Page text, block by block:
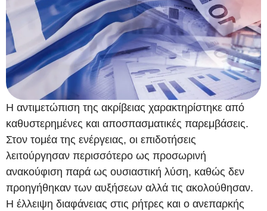
Η αντιμετώπιση της ακρίβειας χαρακτηρίστηκε από
καθυστερημένες και αποσπασματικές παρεμβάσεις.
Στον τομέα της ενέργειας, οι επιδοτήσεις
λειτούργησαν περισσότερο ως προσωρινή
ανακούφιση παρά ως ουσιαστική λύση, καθώς δεν
προηγήθηκαν των αυξήσεων αλλά τις ακολούθησαν.
Η έλλειψη διαφάνειας στις ρήτρες και ο ανεπαρκής